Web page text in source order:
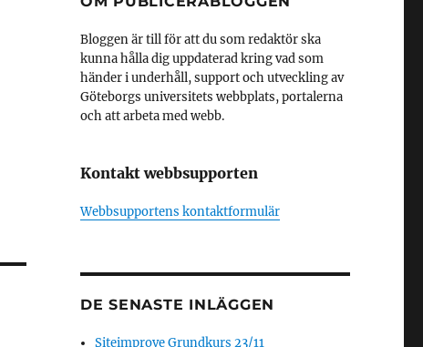
Bloggen är till för att du som redaktör ska
kunna hålla dig uppdaterad kring vad som
händer i underhåll, support och utveckling av
Göteborgs universitets webbplats, portalerna
och att arbeta med webb.
Kontakt webbsupporten
Webbsupportens kontaktformulär
DE SENASTE INLÄGGEN
Siteimprove Grundkurs 23/11